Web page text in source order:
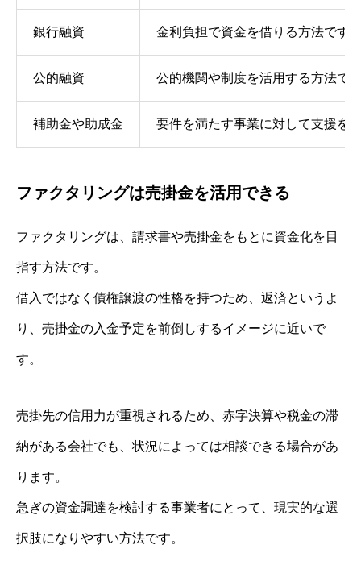
銀行融資 金利負担で資金を借りる方法です
公的融資 公的機関や制度を活用する方法で
補助金や助成金 要件を満たす事業に対して支援を
ファクタリングは売掛金を活用できる
ファクタリングは、請求書や売掛金をもとに資金化を目
指す方法です。
借入ではなく債権譲渡の性格を持つため、返済というよ
り、売掛金の入金予定を前倒しするイメージに近いで
す。
売掛先の信用力が重視されるため、赤字決算や税金の滞
納がある会社でも、状況によっては相談できる場合があ
ります。
急ぎの資金調達を検討する事業者にとって、現実的な選
択肢になりやすい方法です。